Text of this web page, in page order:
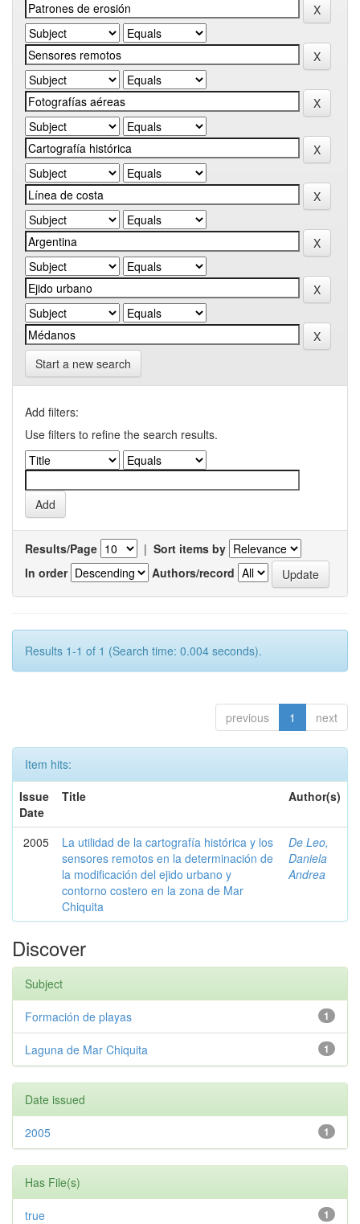
Start a new search
Add filters:
Use filters to refine the search results.
Results/Page | Sort items by
In order
Authors/record
Results 1-1 of 1 (Search time: 0.004 seconds).
previous 1 next
Item hits:
Issue
Date
Title Author(s)
2005
La utilidad de la cartografía histórica y los
sensores remotos en la determinación de
la modificación del ejido urbano y
contorno costero en la zona de Mar
Chiquita
De Leo,
Daniela
Andrea
Discover
Subject
1
Formación de playas
1
Laguna de Mar Chiquita
Date issued
1
2005
Has File(s)
1
true